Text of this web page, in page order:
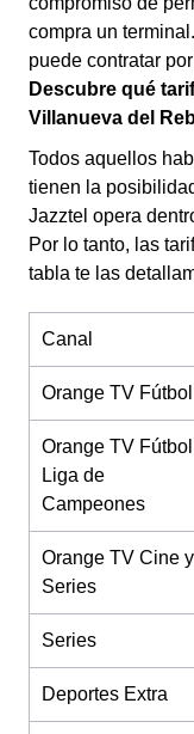
compra un
puede contratar
Descubre qué
Villanueva del
Todos aquellos
tienen la
Jazztel opera
Por lo tanto, las
tabla te las
Canal
Orange TV Fútbol
Orange TV Fútbol
Liga de
Campeones
Orange TV Cine y
Series
Series
Deportes Extra